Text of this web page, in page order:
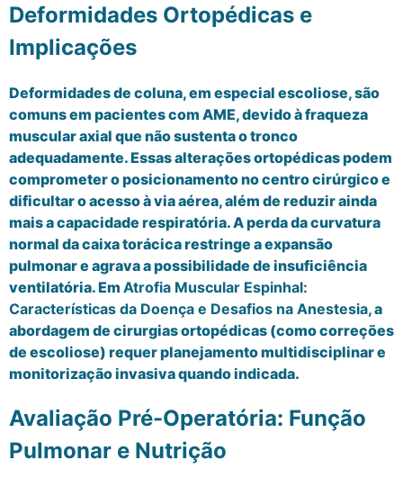
Deformidades Ortopédicas e
Implicações
Deformidades de coluna, em especial escoliose, são
comuns em pacientes com AME, devido à fraqueza
muscular axial que não sustenta o tronco
adequadamente. Essas alterações ortopédicas podem
comprometer o posicionamento no centro cirúrgico e
dificultar o acesso à via aérea, além de reduzir ainda
mais a capacidade respiratória. A perda da curvatura
normal da caixa torácica restringe a expansão
pulmonar e agrava a possibilidade de insuficiência
ventilatória. Em Atrofia Muscular Espinhal:
Características da Doença e Desafios na Anestesia, a
abordagem de cirurgias ortopédicas (como correções
de escoliose) requer planejamento multidisciplinar e
monitorização invasiva quando indicada.
Avaliação Pré-Operatória: Função
Pulmonar e Nutrição